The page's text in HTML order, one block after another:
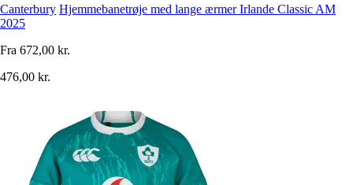
Canterbury Hjemmebanetrøje med lange ærmer Irlande Classic AM
2025
Fra 672,00 kr.
476,00 kr.